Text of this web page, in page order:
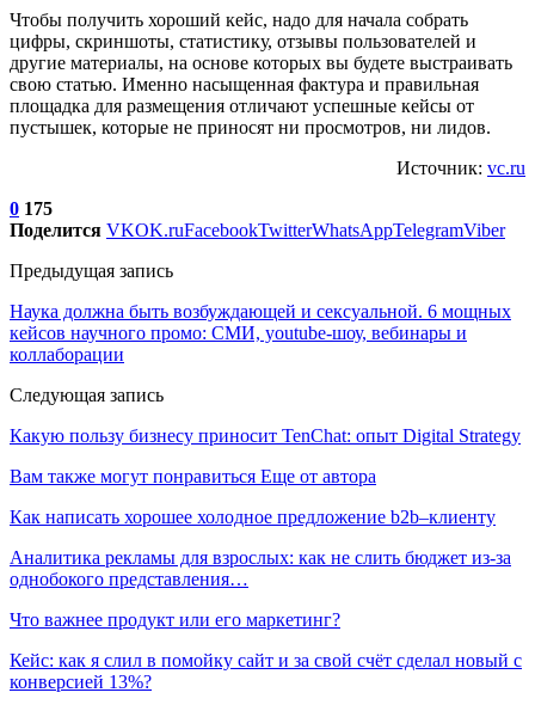
Чтобы получить хороший кейс, надо для начала собрать
цифры, скриншоты, статистику, отзывы пользователей и
другие материалы, на основе которых вы будете выстраивать
свою статью. Именно насыщенная фактура и правильная
площадка для размещения отличают успешные кейсы от
пустышек, которые не приносят ни просмотров, ни лидов.
Источник: vc.ru
0 175
Поделится VKOK.ruFacebookTwitterWhatsAppTelegramViber
Предыдущая запись
Наука должна быть возбуждающей и сексуальной. 6 мощных
кейсов научного промо: СМИ, youtube-шоу, вебинары и
коллаборации
Следующая запись
Какую пользу бизнесу приносит TenChat: опыт Digital Strategy
Вам также могут понравиться Еще от автора
Как написать хорошее холодное предложение b2b–клиенту
Аналитика рекламы для взрослых: как не слить бюджет из-за
однобокого представления…
Что важнее продукт или его маркетинг?
Кейс: как я слил в помойку сайт и за свой счёт сделал новый с
конверсией 13%?